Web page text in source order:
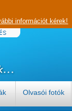
információt kérek!
Olvasói fotók